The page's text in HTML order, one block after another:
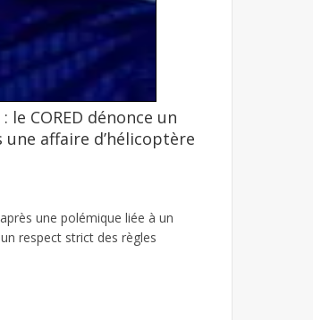
Kiiraay-Les
de l'ancienne ministre de la ...
CORED dénonce un
affaire d’hélicoptère
une polémique liée à un
respect strict des règles